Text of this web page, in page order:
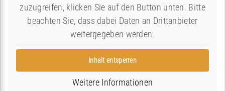
zuzugreifen, klicken Sie auf den Button unten. Bitte
beachten Sie, dass dabei Daten an Drittanbieter
weitergegeben werden.
Inhalt entsperren
Weitere Informationen